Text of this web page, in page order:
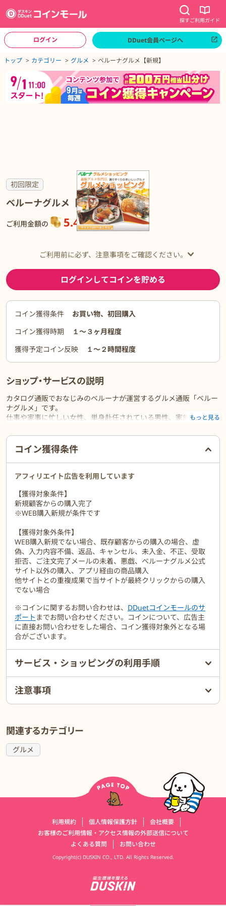
探すご利用ガイド
ログイン DDuet会員ページへ
トップ カテゴリー グルメ ベルーナグルメ【新規】
初回限定
ベルーナグルメ【新規】
ご利用金額の 5.49%還元
ご利用前に必ず、注意事項をご確認ください。
ログインしてコインを貯める
コイン獲得条件
お買い物、初回購入
コイン獲得時期
１〜３ヶ月程度
獲得予定コイン反映
１〜２時間程度
ショップ・サービスの説明
カタログ通販でおなじみのベルーナが運営するグルメ通販「ベルー
ナグルメ」です。
仕事や家事に忙しい女性、単身赴任されている男性、家族の健康や
いただける様、全国選りすぐりのグルメを豊富に取り揃えておりま
す。
7,560円（税込）以上お買い上げで＜送料無料＞です。
ベルーナグルメ ベルーナ 冷凍食品
もっと見る
ご利用前に必ずお読みください
コイン獲得条件
アフィリエイト広告を利用しています
【獲得対象条件】
新規顧客からの購入完了
※WEB購入新規が条件です
【獲得対象外条件】
WEB購入新規でない場合、既存顧客からの購入の場合、虚
偽、入力内容不備、返品、キャンセル、未入金、不正、受取
拒否、ご注文完了メールの未着、悪戯、ベルーナグルメ公式
サイト以外の購入、アプリ経由の商品購入
他サイトとの重複成果で当サイトが最終クリックからの購入
でない場合
※コインに関するお問い合わせは、 DDuetコインモールのサ
ポート までお問い合わせください。コインについて、広告主
に直接お問い合わせをした場合、コイン獲得対象外となる場
合がございます。
サービス・ショッピングの利用手順
注意事項
関連するカテゴリー
グルメ
利用規約 個人情報保護方針
会社概要
お客様のご利用情報・アクセス情報の外部送信について
よくある質問
お問い合わせ
Copyright(c) DUSKIN CO., LTD. All Rights Reserved.
ジトップへ